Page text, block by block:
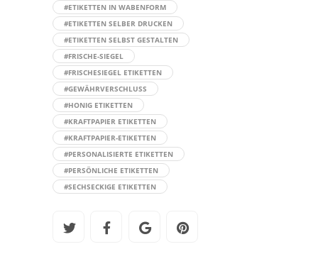
#ETIKETTEN IN WABENFORM
#ETIKETTEN SELBER DRUCKEN
#ETIKETTEN SELBST GESTALTEN
#FRISCHE-SIEGEL
#FRISCHESIEGEL ETIKETTEN
#GEWÄHRVERSCHLUSS
#HONIG ETIKETTEN
#KRAFTPAPIER ETIKETTEN
#KRAFTPAPIER-ETIKETTEN
#PERSONALISIERTE ETIKETTEN
#PERSÖNLICHE ETIKETTEN
#SECHSECKIGE ETIKETTEN